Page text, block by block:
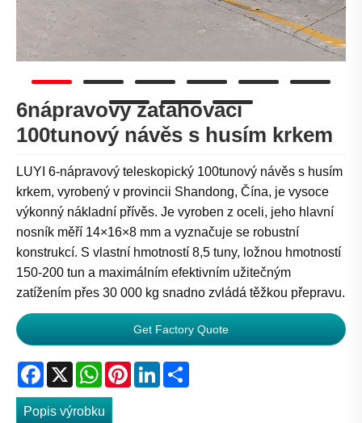
6nápravový zatahovací
100tunový návěs s husím krkem
LUYI 6-nápravový teleskopický 100tunový návěs s husím
krkem, vyrobený v provincii Shandong, Čína, je vysoce
výkonný nákladní přívěs. Je vyroben z oceli, jeho hlavní
nosník měří 14×16×8 mm a vyznačuje se robustní
konstrukcí. S vlastní hmotností 8,5 tuny, ložnou hmotností
150-200 tun a maximálním efektivním užitečným
zatížením přes 30 000 kg snadno zvládá těžkou přepravu.
Get Factory Quote
Facebook
X WhatsApp
PinterestLinkedIn
Popis výrobku